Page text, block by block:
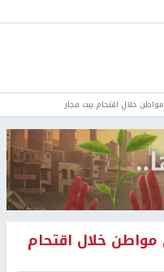
خلال اقتحام بيت فجار
مواطن خلال اقتحام